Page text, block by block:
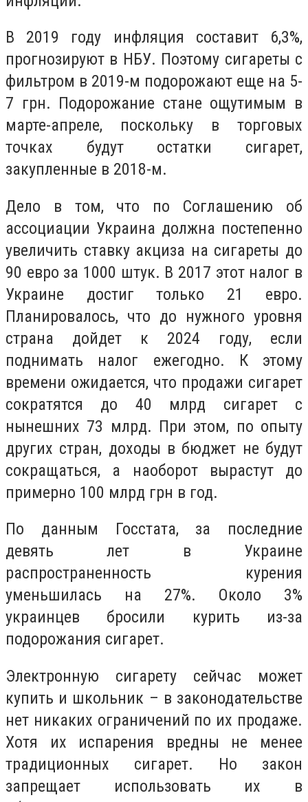
В 2019 году инфляция составит 6,3%,
прогнозируют в НБУ. Поэтому сигареты с
фильтром в 2019-м подорожают еще на 5-
7 грн. Подорожание стане ощутимым в
марте-апреле, поскольку в торговых
точках будут остатки сигарет,
закупленные в 2018-м.
Дело в том, что по Соглашению об
ассоциации Украина должна постепенно
увеличить ставку акциза на сигареты до
90 евро за 1000 штук. В 2017 этот налог в
Украине достиг только 21 евро.
Планировалось, что до нужного уровня
страна дойдет к 2024 году, если
поднимать налог ежегодно. К этому
времени ожидается, что продажи сигарет
сократятся до 40 млрд сигарет с
нынешних 73 млрд. При этом, по опыту
других стран, доходы в бюджет не будут
сокращаться, а наоборот вырастут до
примерно 100 млрд грн в год.
По данным Госстата, за последние
девять лет в Украине
распространенность курения
уменьшилась на 27%. Около 3%
украинцев бросили курить из-за
подорожания сигарет.
Электронную сигарету сейчас может
купить и школьник – в законодательстве
нет никаких ограничений по их продаже.
Хотя их испарения вредны не менее
традиционных сигарет. Но закон
запрещает использовать их в